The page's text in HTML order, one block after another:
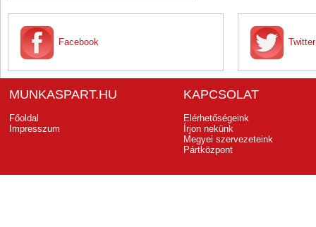
Facebook Twitter
MUNKASPART.HU
Főoldal
Impresszum
KAPCSOLAT
Elérhetőségeink
Írjon nekünk
Megyei szervezeteink
Pártközpont